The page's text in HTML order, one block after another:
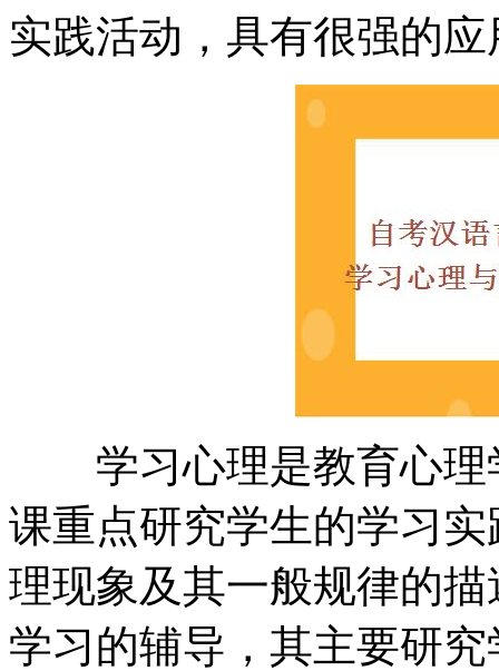
实践活动，具有很强的应
学习心理是教育心理
课重点研究学生的学习
理现象及其一般规律的
学习的辅导，其主要研